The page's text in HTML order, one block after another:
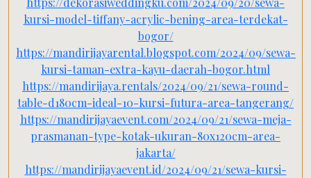
kursi-model-tiffany-acrylic-bening-area-terdekat-
bogor/
https://mandirijayarental.blogspot.com/2024/09/sewa-
kursi-taman-extra-kayu-daerah-bogor.html
https://mandirijaya.rentals/2024/09/21/sewa-round-
table-d180cm-ideal-10-kursi-futura-area-tangerang/
https://mandirijayaevent.com/2024/09/21/sewa-meja-
prasmanan-type-kotak-ukuran-80x120cm-area-
jakarta/
https://mandirijayaevent.id/2024/09/21/sewa-kursi-